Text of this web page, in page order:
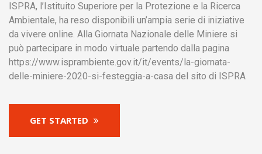
ISPRA, l’Istituito Superiore per la Protezione e la Ricerca
Ambientale, ha reso disponibili un’ampia serie di iniziative
da vivere online. Alla Giornata Nazionale delle Miniere si
può partecipare in modo virtuale partendo dalla pagina
https://www.isprambiente.gov.it/it/events/la-giornata-
delle-miniere-2020-si-festeggia-a-casa del sito di ISPRA
GET STARTED